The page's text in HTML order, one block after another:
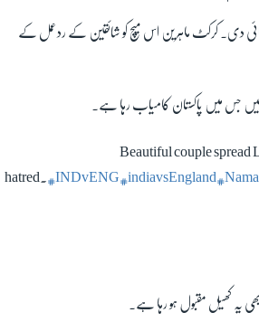
دی۔ کرکٹ ماہرین اس میچ کو شائقین کے ردعمل کے
جس میں پاکستان کامیاب رہا ہے۔
Beautiful couple spread
hatred. #INDvENG#indiavsEngland
یہ کھیل مقبول ہو رہا ہے۔